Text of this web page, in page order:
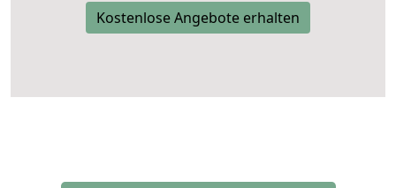
Kostenlose Angebote erhalten